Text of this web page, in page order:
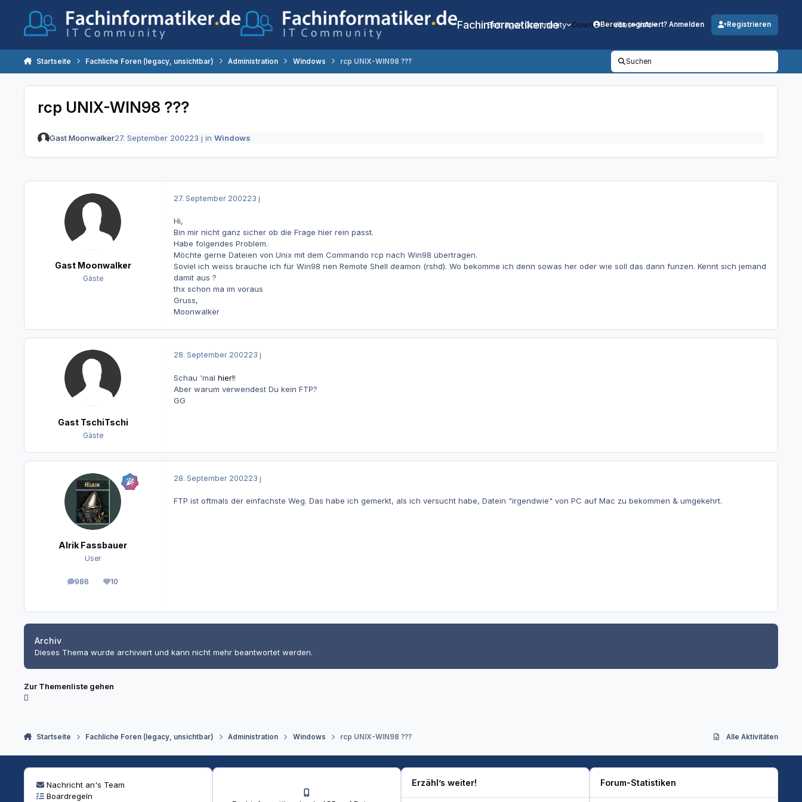
Fachinformatiker.de
Beiträge Community DownloadsJobs Info
Bereits registriert? Anmelden Registrieren
Startseite Fachliche Foren (legacy, unsichtbar) Administration Windows rcp UNIX-WIN98 ??? Suchen
rcp UNIX-WIN98 ???
Gast Moonwalker27. September 200223 j in Windows
Gast Moonwalker
Gäste
27. September 200223 j
Hi,
Bin mir nicht ganz sicher ob die Frage hier rein passt.
Habe folgendes Problem.
Möchte gerne Dateien von Unix mit dem Commando rcp nach Win98 übertragen.
Soviel ich weiss brauche ich für Win98 nen Remote Shell deamon (rshd). Wo bekomme ich denn sowas her oder wie soll das dann funzen. Kennt sich jemand
damit aus ?
thx schon ma im voraus
Gruss,
Moonwalker
Gast TschiTschi
Gäste
28. September 200223 j
Schau 'mal hier!!
Aber warum verwendest Du kein FTP?
GG
Alrik Fassbauer
User
986
Beiträge 10
Reputation
28. September 200223 j
FTP ist oftmals der einfachste Weg. Das habe ich gemerkt, als ich versucht habe, Datein "irgendwie" von PC auf Mac zu bekommen & umgekehrt.
Archiv
Dieses Thema wurde archiviert und kann nicht mehr beantwortet werden.
Zur Themenliste gehen
Startseite Fachliche Foren (legacy, unsichtbar) Administration Windows rcp UNIX-WIN98 ??? Alle Aktivitäten
Nachricht an's Team
Boardregeln
Erzähl’s weiter! Forum-Statistiken